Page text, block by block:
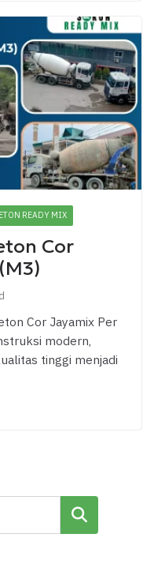
READY MIX
Cor
Cor Jayamix Per
modern,
tinggi menjadi
Cari